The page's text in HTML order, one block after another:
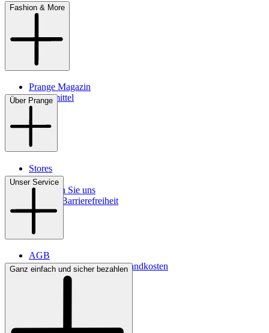
Fashion & More
Prange Magazin
Pflegemittel
Über Prange
Stores
Kontakt
So finden Sie uns
Digitale Barrierefreiheit
Unser Service
AGB
Lieferbedingungen & Versandkosten
Bezahlung
Ganz einfach und sicher bezahlen